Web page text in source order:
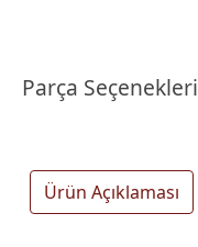
Parça Seçenekleri
Ürün Açıklaması